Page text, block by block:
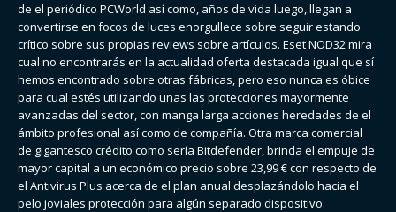
de el periódico PCWorld así­ como, años de vida luego, llegan a
convertirse en focos de luces enorgullece sobre seguir estando
crítico sobre sus propias reviews sobre artículos. Eset NOD32 mira
cual no encontrarás en la actualidad oferta destacada igual que sí
hemos encontrado sobre otras fábricas, pero eso nunca es óbice
para cual estés utilizando unas las protecciones mayormente
avanzadas del sector, con manga larga acciones heredades de el
ámbito profesional así­ como de compañía. Otra marca comercial
de gigantesco crédito como serí­a Bitdefender, brinda el empuje de
mayor capital a un económico precio sobre 23,99 € con respecto de
el Antivirus Plus acerca de el plan anual desplazándolo hacia el
pelo joviales protección para algún separado dispositivo.